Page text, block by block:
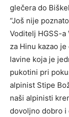
glečera do
“Još nije
Voditelj HGSS-
za Hinu kazao
lavine koja je
pukotini pri
alpinist Stipe
naši alpinisti
dovoljno dobro i